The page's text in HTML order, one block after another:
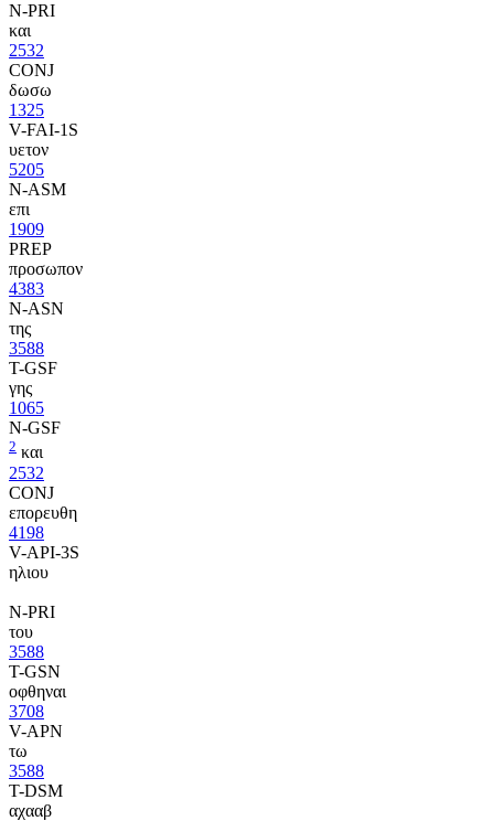
N-PRI
και
2532
CONJ
δωσω
1325
V-FAI-1S
υετον
5205
N-ASM
επι
1909
PREP
προσωπον
4383
N-ASN
της
3588
T-GSF
γης
1065
N-GSF
2 και
2532
CONJ
επορευθη
4198
V-API-3S
ηλιου
N-PRI
του
3588
T-GSN
οφθηναι
3708
V-APN
τω
3588
T-DSM
αχααβ